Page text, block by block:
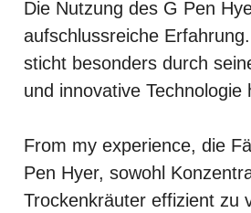
Die Nutzung des G Pen
aufschlussreiche
sticht besonders durch
und innovative Technologie
From my experience, die
Pen Hyer, sowohl
Trockenkräuter effizient zu